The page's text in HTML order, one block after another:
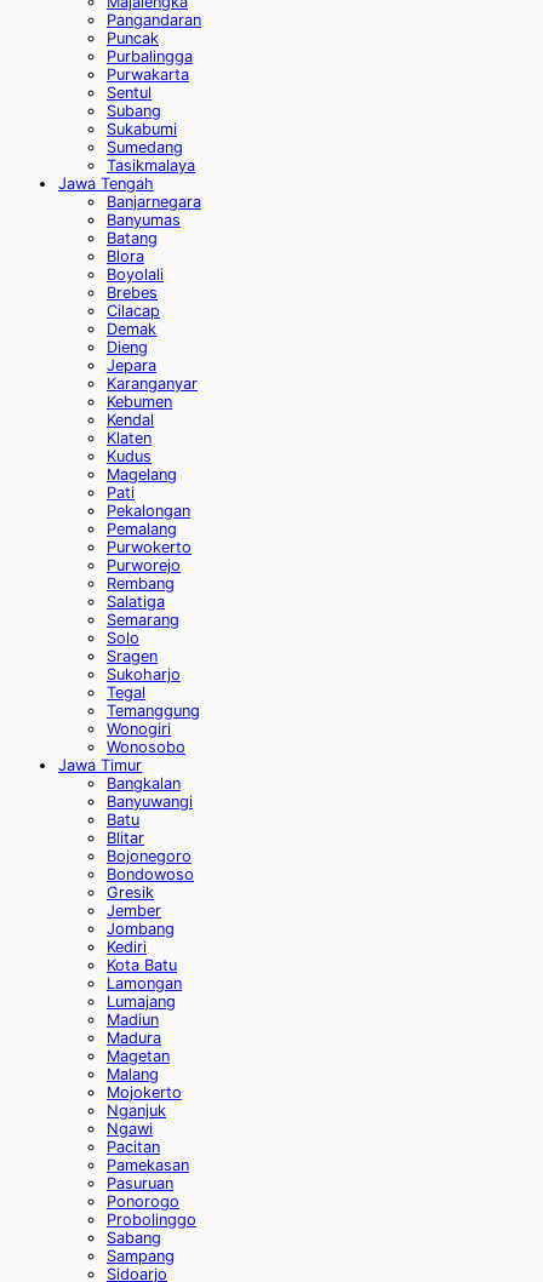
Pangandaran
Puncak
Purbalingga
Purwakarta
Sentul
Subang
Sukabumi
Sumedang
Tasikmalaya
Jawa Tengah
Banjarnegara
Banyumas
Batang
Blora
Boyolali
Brebes
Cilacap
Demak
Dieng
Jepara
Karanganyar
Kebumen
Kendal
Klaten
Kudus
Magelang
Pati
Pekalongan
Pemalang
Purwokerto
Purworejo
Rembang
Salatiga
Semarang
Solo
Sragen
Sukoharjo
Tegal
Temanggung
Wonogiri
Wonosobo
Jawa Timur
Bangkalan
Banyuwangi
Batu
Blitar
Bojonegoro
Bondowoso
Gresik
Jember
Jombang
Kediri
Kota Batu
Lamongan
Lumajang
Madiun
Madura
Magetan
Malang
Mojokerto
Nganjuk
Ngawi
Pacitan
Pamekasan
Pasuruan
Ponorogo
Probolinggo
Sabang
Sampang
Sidoarjo